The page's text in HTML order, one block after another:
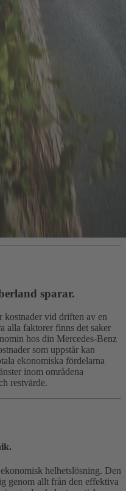
sparar.
kostnader vid driften av en
alla faktorer finns det saker
hos din Mercedes‑Benz
som uppstår kan
ekonomiska fördelarna
inom områdena
restvärde.
helhetslösning. Den
genom allt från den effektiva